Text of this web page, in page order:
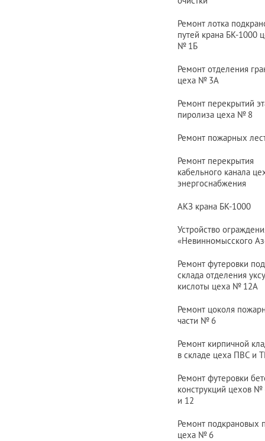
Ремонт лотка
путей крана БК-1000
№ 1 Б
Ремонт отделения
цеха № 3А
Ремонт перекрытий
пиролиза цеха № 8
Ремонт пожарных
Ремонт перекрытия
кабельного канала
энергоснабжения
АКЗ крана БК-1000
Устройство
«Невинномысского
Ремонт футеровки
склада отделения
кислоты цеха № 12А
Ремонт цоколя
части № 6
Ремонт кирпичной
в складе цеха ПВС и
Ремонт футеровки
конструкций цехов №
и 12
Ремонт подкрановых
цеха № 6